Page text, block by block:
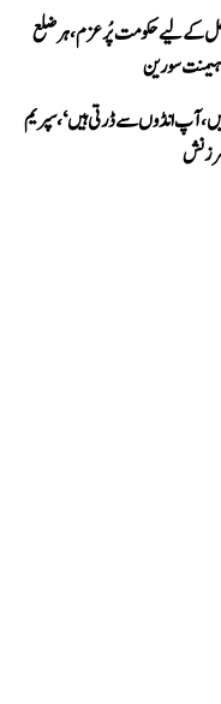
کے لیے حکومت پُرعزم، ہر ضلع
سورین
آپ انڈوں سے ڈرتی ہیں‘، سپریم